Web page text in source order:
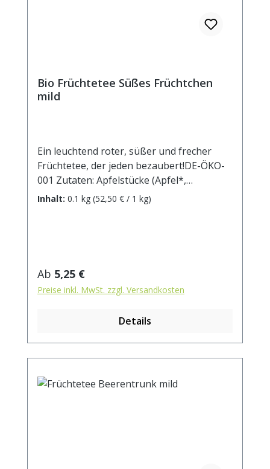
Bio Früchtetee Süßes Früchtchen
mild
Ein leuchtend roter, süßer und frecher
Früchtetee, der jeden bezaubert!DE-ÖKO-
001 Zutaten: Apfelstücke (Apfel*,
Säuerungsmittel: Zitronensäure),
aus kontrolliert biologischem Anbau.
Zubereitung: ca. 20g Tee mit 1 l.
kochendem Wasser aufgiessen. Ziehzeit:
Inhalt: 0.1 kg (52,50 € / 1 kg)
Regulärer Preis:
Ab 5,25 €
Preise inkl. MwSt. zzgl. Versandkosten
Details